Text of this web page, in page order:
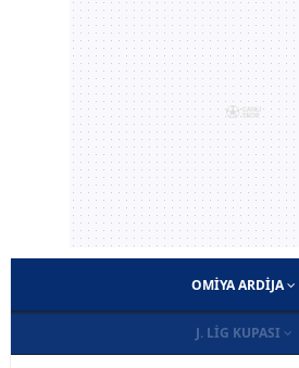
OMIYA ARDIJA
J. LIG KUPASI